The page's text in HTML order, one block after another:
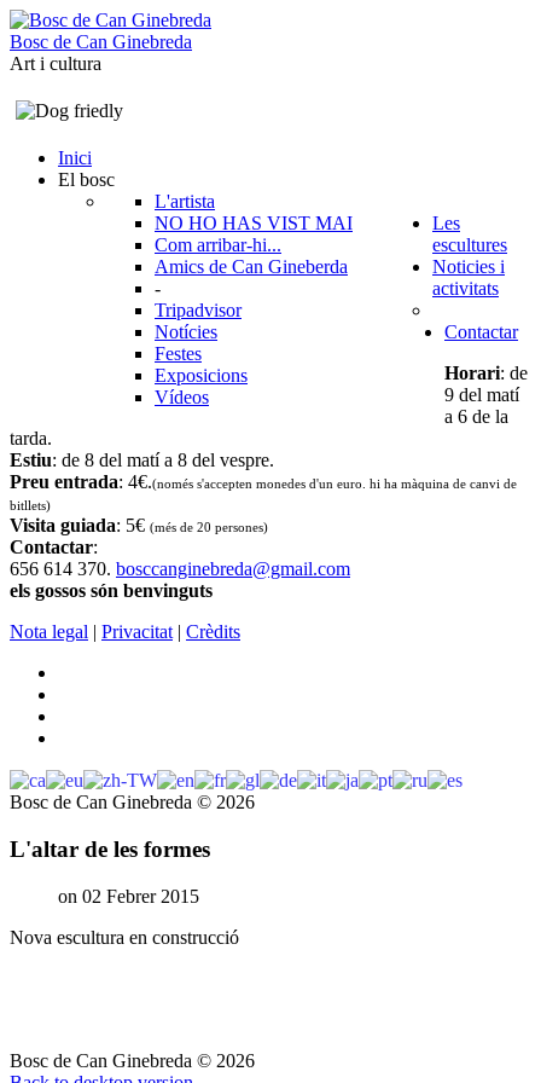
Bosc de Can Ginebreda
Art i cultura
Inici
El bosc
L'artista
NO HO HAS VIST MAI
Com arribar-hi...
Amics de Can Gineberda
-
Tripadvisor
Les
escultures
Noticies i
activitats
Notícies
Festes
Exposicions
Vídeos
Contactar
Horari: de
9 del matí
a 6 de la
tarda.
Estiu: de 8 del matí a 8 del vespre.
Preu entrada: 4€.(només s'accepten monedes d'un euro. hi ha màquina de canvi de
bitllets)
Visita guiada: 5€ (més de 20 persones)
Contactar:
656 614 370. bosccanginebreda@gmail.com
els gossos són benvinguts
Nota legal | Privacitat | Crèdits
Bosc de Can Ginebreda © 2026
L'altar de les formes
on 02 Febrer 2015
Nova escultura en construcció
Bosc de Can Ginebreda © 2026